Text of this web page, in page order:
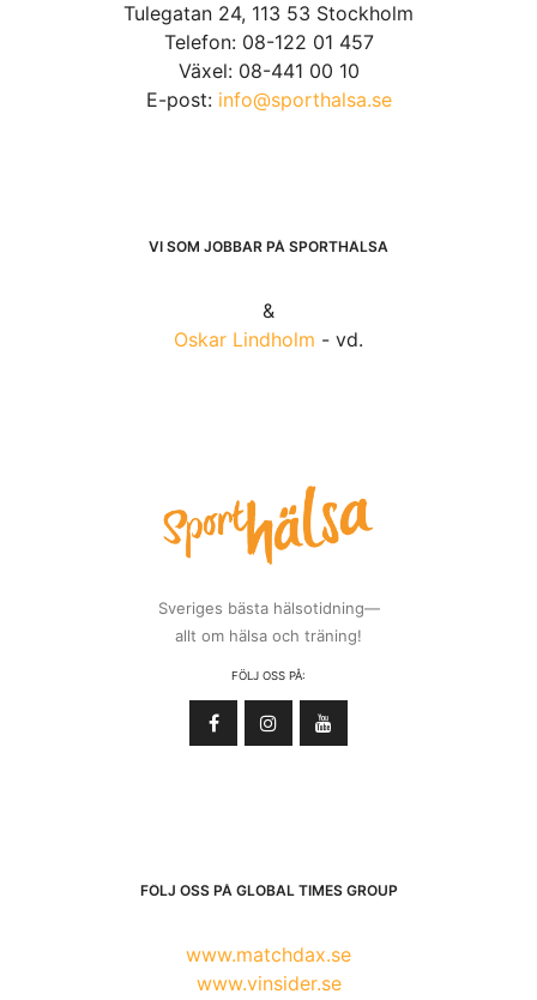
Tulegatan 24, 113 53 Stockholm
Telefon: 08-122 01 457
Växel: 08-441 00 10
E-post: info@sporthalsa.se
VI SOM JOBBAR PÅ SPORTHÄLSA
&
Oskar Lindholm - vd.
Sveriges bästa hälsotidning—
allt om hälsa och träning!
FÖLJ OSS PÅ:
FÖLJ OSS PÅ GLOBAL TIMES GROUP
www.matchdax.se
www.vinsider.se